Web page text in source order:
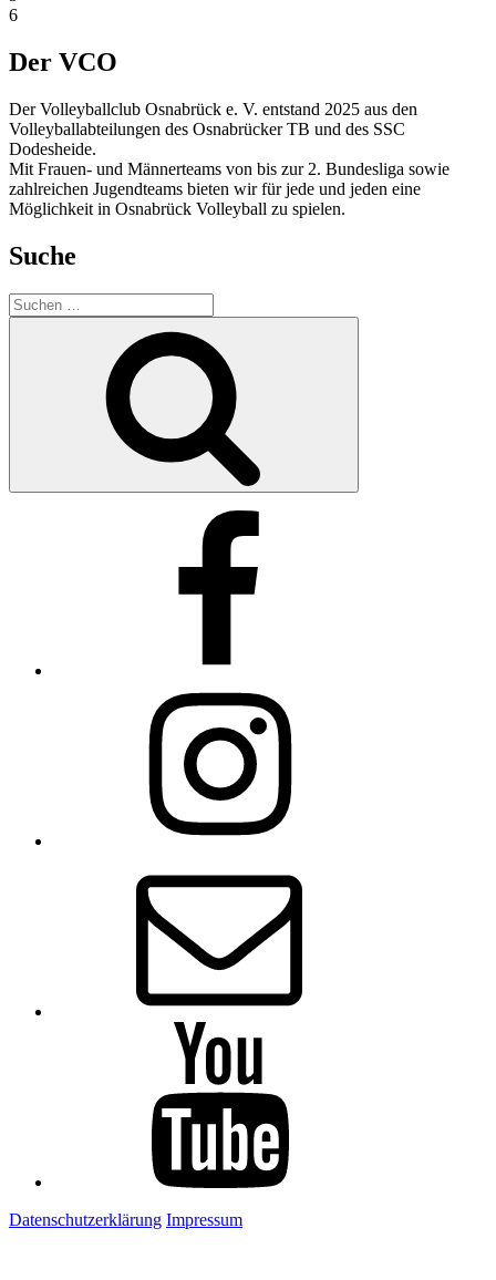
6
Der VCO
Der Volleyballclub Osnabrück e. V. entstand 2025 aus den
Volleyballabteilungen des Osnabrücker TB und des SSC
Dodesheide.
Mit Frauen- und Männerteams von bis zur 2. Bundesliga sowie
zahlreichen Jugendteams bieten wir für jede und jeden eine
Möglichkeit in Osnabrück Volleyball zu spielen.
Suche
Suchen
nach:
Datenschutzerklärung Impressum